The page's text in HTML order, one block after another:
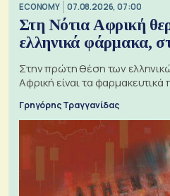
ECONOMY 07.08.2026, 07:00
Στη Νότια Αφρική
ελληνικά φάρμακα,
Στην πρώτη θέση των
Αφρική είναι τα φαρμακευτικά
Γρηγόρης Τραγγανίδας